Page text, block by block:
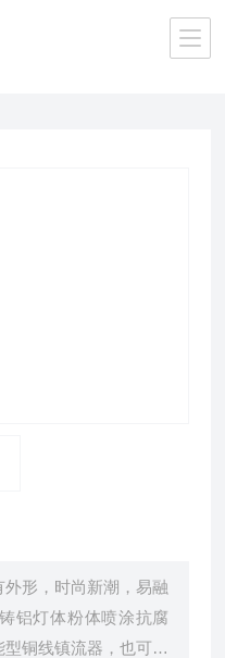
泛光灯 /
形，时尚新潮，易融
铝灯体粉体喷涂抗腐
铜线镇流器，也可采